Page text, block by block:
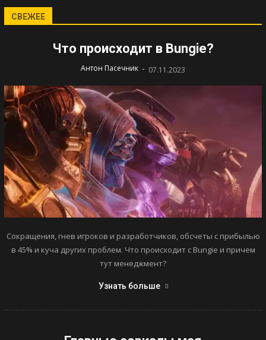
СВЕЖЕЕ
Что происходит в Bungie?
Антон Пасечник - 07.11.2023
Сокращения, гнев игроков и разработчиков, обсчеты с прибылью
в 45% и куча других проблем. Что происходит с Bungie и причем
тут менеджмент?
Узнать больше